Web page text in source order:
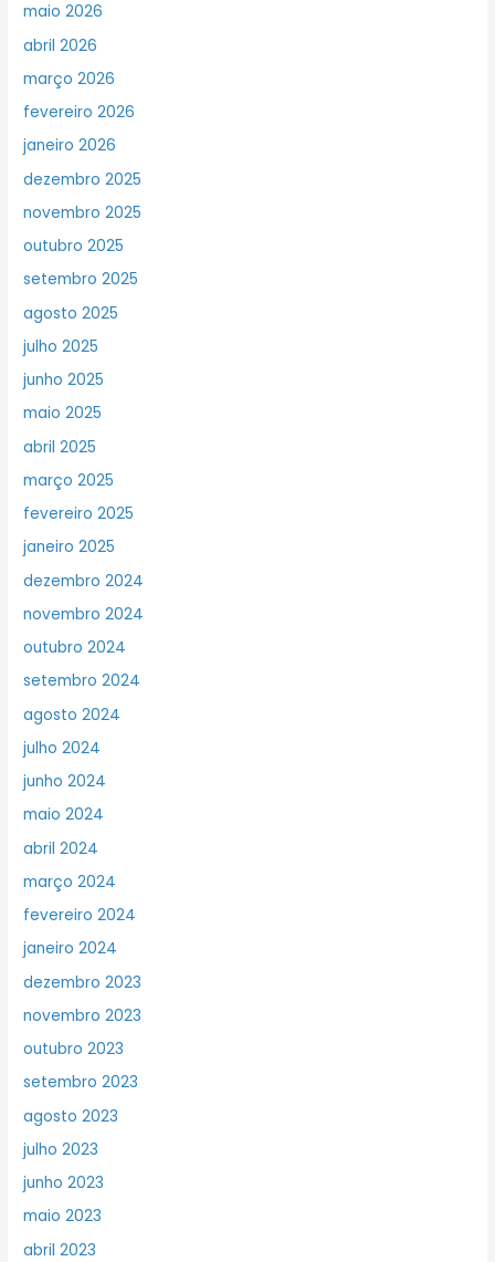
maio 2026
abril 2026
março 2026
fevereiro 2026
janeiro 2026
dezembro 2025
novembro 2025
outubro 2025
setembro 2025
agosto 2025
julho 2025
junho 2025
maio 2025
abril 2025
março 2025
fevereiro 2025
janeiro 2025
dezembro 2024
novembro 2024
outubro 2024
setembro 2024
agosto 2024
julho 2024
junho 2024
maio 2024
abril 2024
março 2024
fevereiro 2024
janeiro 2024
dezembro 2023
novembro 2023
outubro 2023
setembro 2023
agosto 2023
julho 2023
junho 2023
maio 2023
abril 2023